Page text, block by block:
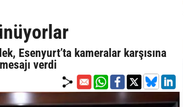
Esenyurt’ta kameralar karşısına
verdi